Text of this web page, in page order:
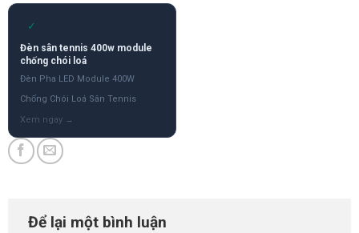
✓
Đèn sân tennis 400w module
chống chói loá
Đèn Pha LED Module 400W
Chống Chói Loá Sân Tennis
Để lại một bình luận